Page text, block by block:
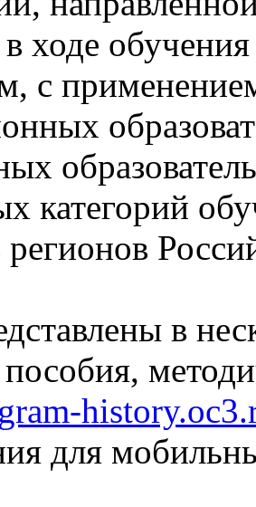
ходе
с
категорий
в
для